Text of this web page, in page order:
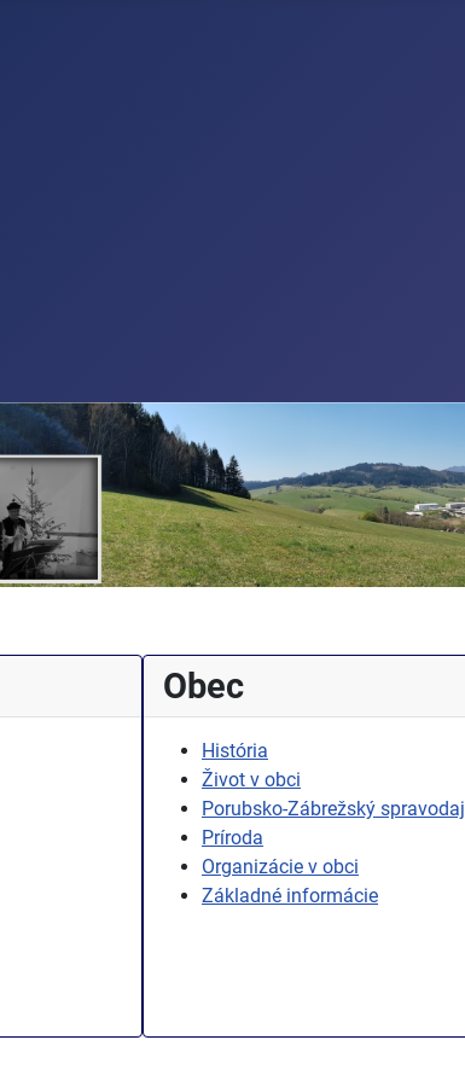
Obec
História
Život v obci
Porubsko-Zábrežský spravodaj
Príroda
Organizácie v obci
Základné informácie